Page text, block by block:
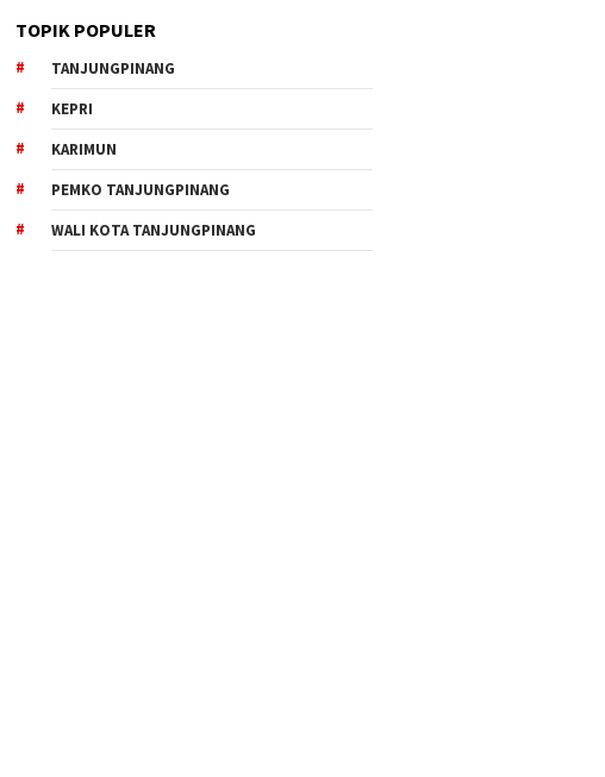
TOPIK POPULER
TANJUNGPINANG
KEPRI
KARIMUN
PEMKO TANJUNGPINANG
WALI KOTA TANJUNGPINANG